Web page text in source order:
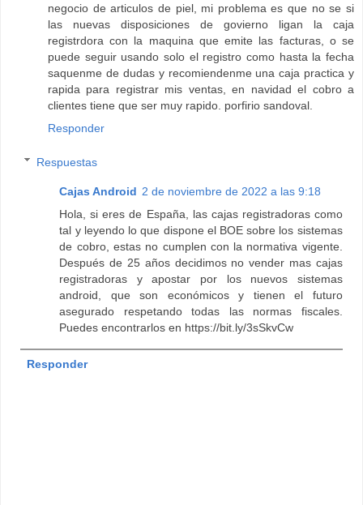
negocio de articulos de piel, mi problema es que no se si
las nuevas disposiciones de govierno ligan la caja
registrdora con la maquina que emite las facturas, o se
puede seguir usando solo el registro como hasta la fecha
saquenme de dudas y recomiendenme una caja practica y
rapida para registrar mis ventas, en navidad el cobro a
clientes tiene que ser muy rapido. porfirio sandoval.
Responder
Respuestas
Cajas Android 2 de noviembre de 2022 a las 9:18
Hola, si eres de España, las cajas registradoras como
tal y leyendo lo que dispone el BOE sobre los sistemas
de cobro, estas no cumplen con la normativa vigente.
Después de 25 años decidimos no vender mas cajas
registradoras y apostar por los nuevos sistemas
android, que son económicos y tienen el futuro
asegurado respetando todas las normas fiscales.
Puedes encontrarlos en https://bit.ly/3sSkvCw
Responder